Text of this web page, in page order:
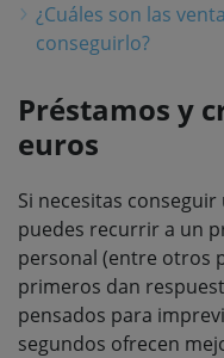
¿Cuáles son las
conseguirlo?
Préstamos y
euros
Si necesitas
puedes recurrir a un
personal (entre otros
primeros dan
pensados para
segundos ofrecen